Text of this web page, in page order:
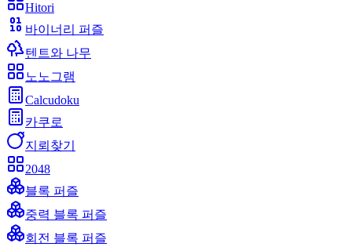
Hitori
바이너리 퍼즐
텐트와 나무
노노그램
Calcudoku
카쿠로
지뢰찾기
2048
블록 퍼즐
중력 블록 퍼즐
회전 블록 퍼즐